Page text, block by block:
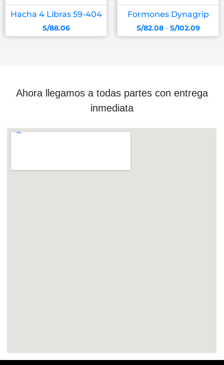
Hacha 4 Libras 59-404
S/88.06
Formones Dynagrip
S/82.08 - S/102.09
Ahora llegamos a todas partes con entrega
inmediata